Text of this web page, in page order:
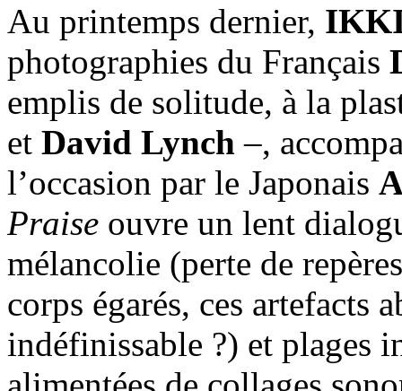
Au printemps dernier,
photographies du Français
emplis de solitude, à la
et David Lynch –,
l’occasion par le Japonais
Praise ouvre un lent
mélancolie (perte de
corps égarés, ces artefacts
indéfinissable ?) et plages